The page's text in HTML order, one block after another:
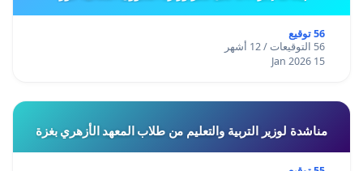
56 توقيع
56 التوقيعات / 12 أشهر
15 Jan 2026
مناشدة لوزير التربية والتعليم من طلاب المعهد الأزهري بغزة